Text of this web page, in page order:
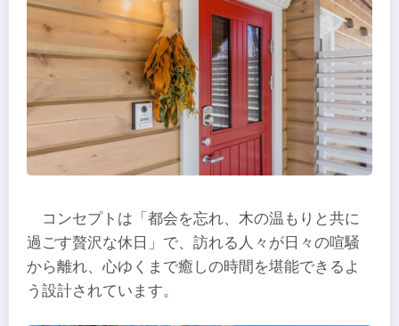
コンセプトは「都会を忘れ、木の温もりと共に
過ごす贅沢な休日」で、訪れる人々が日々の喧騒
から離れ、心ゆくまで癒しの時間を堪能できるよ
う設計されています。